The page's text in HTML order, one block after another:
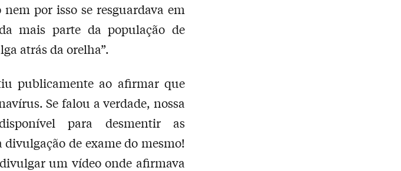
por isso se resguardava em
mais parte da população de
atrás da orelha”.
publicamente ao afirmar que
Se falou a verdade, nossa
para desmentir as
de exame do mesmo!
um vídeo onde afirmava